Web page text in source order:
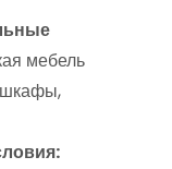
мебель
шкафы,